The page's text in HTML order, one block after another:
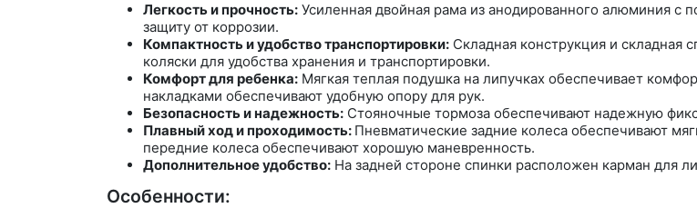
Легкость и прочность: Усиленная двойная рама из анодированного алюминия с
защиту от коррозии.
Компактность и удобство транспортировки: Складная конструкция и складная
коляски для удобства хранения и транспортировки.
Комфорт для ребенка: Мягкая теплая подушка на липучках обеспечивает
накладками обеспечивают удобную опору для рук.
Безопасность и надежность: Стояночные тормоза обеспечивают надежную
Плавный ход и проходимость: Пневматические задние колеса обеспечивают
передние колеса обеспечивают хорошую маневренность.
Дополнительное удобство: На задней стороне спинки расположен карман для
Особенности: